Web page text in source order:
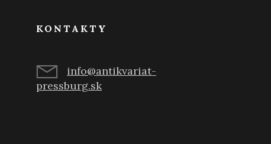
KONTAKTY
info@antikvariat-
pressburg.sk